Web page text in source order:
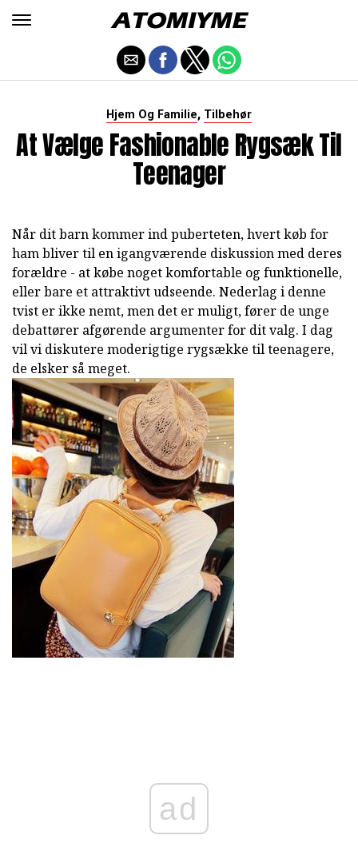
Hjem Og Familie, Tilbehør
At Vælge Fashionable Rygsæk Til
Teenager
Når dit barn kommer ind puberteten, hvert køb for
ham bliver til en igangværende diskussion med deres
forældre - at købe noget komfortable og funktionelle,
eller bare et attraktivt udseende. Nederlag i denne
tvist er ikke nemt, men det er muligt, fører de unge
debattører afgørende argumenter for dit valg. I dag
vil vi diskutere moderigtige rygsække til teenagere,
de elsker så meget.
ad